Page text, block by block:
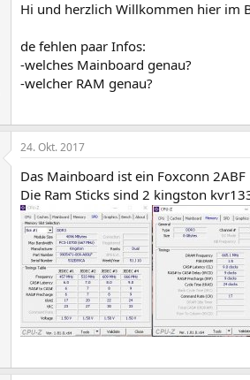
Hi und herzlich Willkommen hier im
de fehlen paar Infos:
-welches Mainboard genau?
-welcher RAM genau?
24. Okt. 2017
Das Mainboard ist ein Foxconn 2ABF
Die Ram Sticks sind 2 kingston